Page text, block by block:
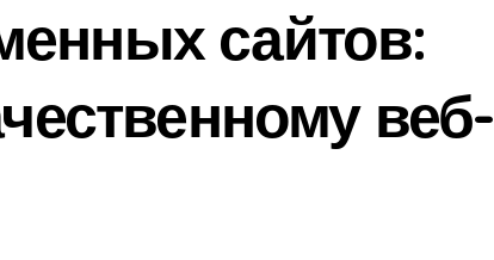
сайтов:
веб-